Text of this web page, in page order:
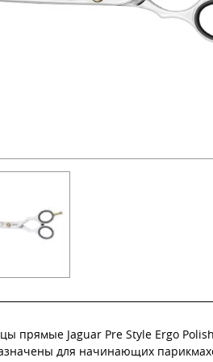
прямые Jaguar Pre Style Ergo
для начинающих